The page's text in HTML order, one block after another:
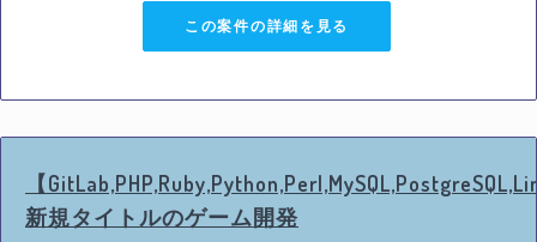
この案件の詳細を見る
【
新規タイトルのゲーム開発